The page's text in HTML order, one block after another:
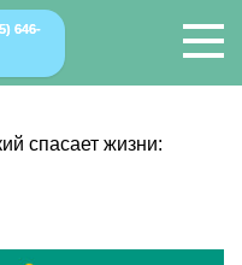
646-
спасает жизни: